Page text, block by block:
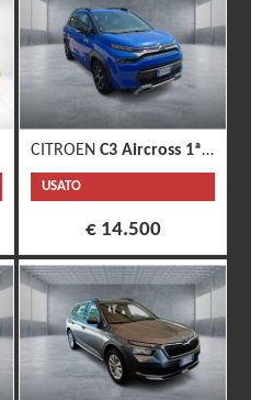
CITROEN C3 Aircross 1ª s.
USATO
€ 14.500